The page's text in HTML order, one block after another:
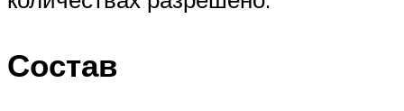
Состав